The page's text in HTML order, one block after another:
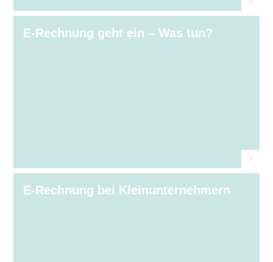
E-Rechnung geht ein – Was tun?
E-Rechnung bei Kleinunternehmern